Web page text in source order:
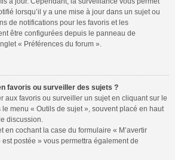
lorsqu’il y a une mise à jour dans un sujet ou
de notifications pour les favoris et les
être configurées depuis le panneau de
« Préférences du forum ».
favoris ou surveiller des sujets ?
aux favoris ou surveiller un sujet en cliquant sur le
menu « Outils de sujet », souvent placé en haut
discussion.
en cochant la case du formulaire « M’avertir
est postée » vous permettra également de